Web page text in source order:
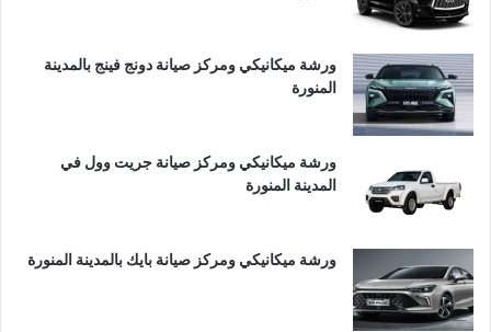
ورشة ميكانيكي ومركز صيانة دونج فينج بالمدينة
المنورة
ورشة ميكانيكي ومركز صيانة جريت وول في
المدينة المنورة
ورشة ميكانيكي ومركز صيانة بايك بالمدينة المنورة